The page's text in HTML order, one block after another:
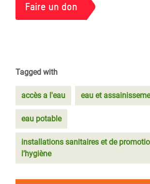
Faire un don
Tagged with
accès a l'eau eau et
eau potable
installations sanitaires et de
l’hygiène